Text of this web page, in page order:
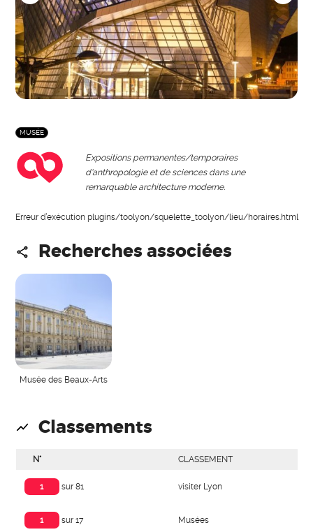
MUSÉE
Expositions permanentes/temporaires
d'anthropologie et de sciences dans une
remarquable architecture moderne.
Erreur d’exécution plugins/toolyon/squelette_toolyon/lieu/horaires.html
Recherches associées
Musée des Beaux-Arts
Classements
N° CLASSEMENT
1 sur 81 visiter Lyon
1 sur 17 Musées